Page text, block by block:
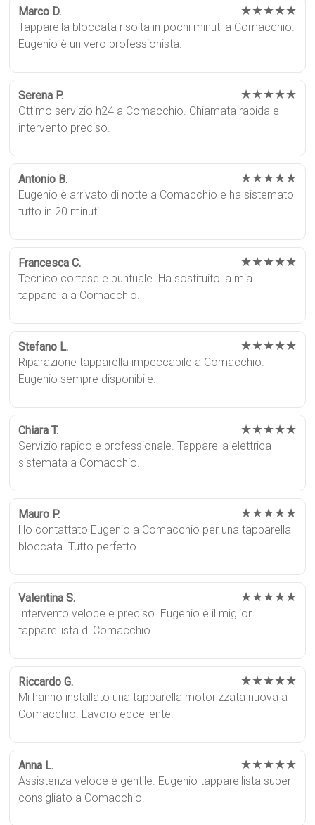
Marco D. ★★★★★
Tapparella bloccata risolta in pochi minuti a Comacchio.
Eugenio è un vero professionista.
Serena P. ★★★★★
Ottimo servizio h24 a Comacchio. Chiamata rapida e
intervento preciso.
Antonio B. ★★★★★
Eugenio è arrivato di notte a Comacchio e ha sistemato
tutto in 20 minuti.
Francesca C. ★★★★★
Tecnico cortese e puntuale. Ha sostituito la mia
tapparella a Comacchio.
Stefano L. ★★★★★
Riparazione tapparella impeccabile a Comacchio.
Eugenio sempre disponibile.
Chiara T. ★★★★★
Servizio rapido e professionale. Tapparella elettrica
sistemata a Comacchio.
Mauro P. ★★★★★
Ho contattato Eugenio a Comacchio per una tapparella
bloccata. Tutto perfetto.
Valentina S. ★★★★★
Intervento veloce e preciso. Eugenio è il miglior
tapparellista di Comacchio.
Riccardo G. ★★★★★
Mi hanno installato una tapparella motorizzata nuova a
Comacchio. Lavoro eccellente.
Anna L. ★★★★★
Assistenza veloce e gentile. Eugenio tapparellista super
consigliato a Comacchio.